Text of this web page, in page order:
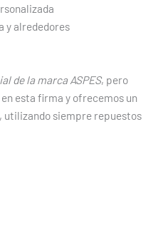
y alrededores
de la marca ASPES, pero
esta firma y ofrecemos un
utilizando siempre repuestos